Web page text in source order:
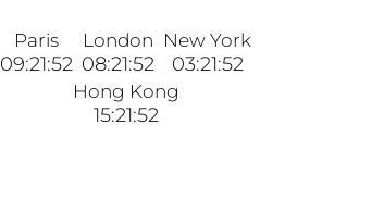
Paris
09:21:52
London
08:21:52
New York
03:21:52
Hong Kong
15:21:52